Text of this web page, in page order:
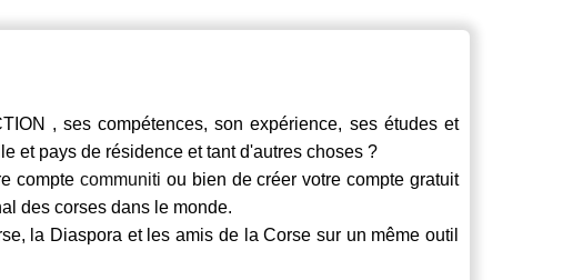
, ses compétences, son expérience, ses études et
et pays de résidence et tant d'autres choses ?
comptecommuniti ou bien de créer votre compte gratuit
des corses dans le monde.
la Diaspora et les amis de la Corse sur un même outil